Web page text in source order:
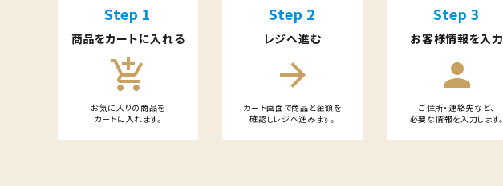
Step 1
商品をカートに入れる
add_shopping_cart
お気に入りの商品を
カートに入れます。
Step 2
レジへ進む
arrow_forward
カート画面で商品と金額を
確認しレジへ進みます。
Step 3
お客様情報を入力
person
ご住所・連絡先など、
必要な情報を入力します。